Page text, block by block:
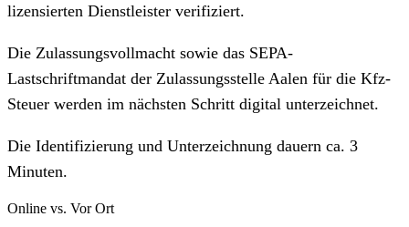
lizensierten Dienstleister verifiziert.
Die Zulassungsvollmacht sowie das SEPA-
Lastschriftmandat der Zulassungsstelle Aalen für die Kfz-
Steuer werden im nächsten Schritt digital unterzeichnet.
Die Identifizierung und Unterzeichnung dauern ca. 3
Minuten.
Online vs. Vor Ort